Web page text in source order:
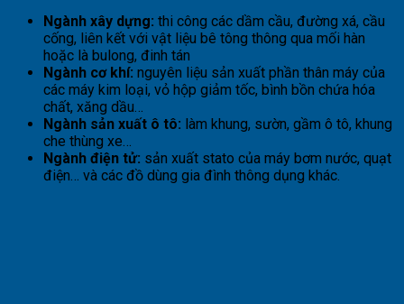
Ngành xây dựng: thi công các dầm cầu, đường xá, cầu
cống, liên kết với vật liệu bê tông thông qua mối hàn
hoặc là bulong, đinh tán
Ngành cơ khí: nguyên liệu sản xuất phần thân máy của
các máy kim loại, vỏ hộp giảm tốc, bình bồn chứa hóa
chất, xăng dầu…
Ngành sản xuất ô tô: làm khung, sườn, gầm ô tô, khung
che thùng xe…
Ngành điện tử: sản xuất stato của máy bơm nước, quạt
điện… và các đồ dùng gia đình thông dụng khác.